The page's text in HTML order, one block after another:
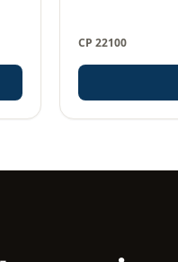
CP 22100